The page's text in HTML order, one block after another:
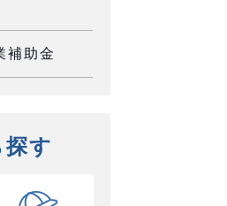
補助金
探す